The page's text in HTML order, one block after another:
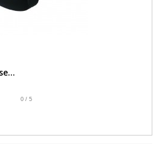
0 /5